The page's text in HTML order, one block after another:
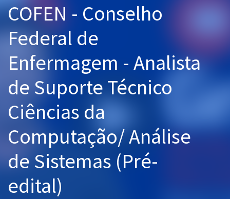
Cursos 20% OFF
Pós
Graduação
OAB
Mentorias
Questões grátis
Aprovados
COFEN - Conselho
Federal de
Enfermagem - Analista
de Suporte Técnico
Ciências da
Computação/ Análise
de Sistemas (Pré-
edital)